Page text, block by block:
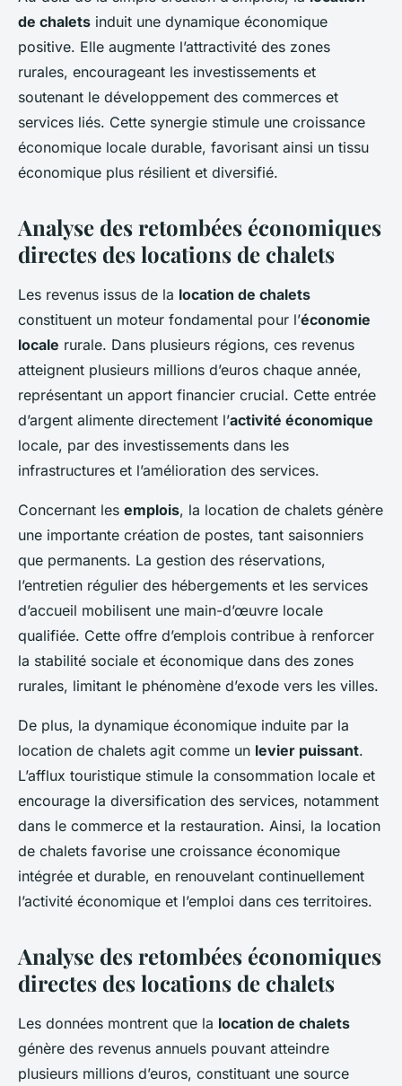
de chalets induit une dynamique économique
positive. Elle augmente l’attractivité des zones
rurales, encourageant les investissements et
soutenant le développement des commerces et
services liés. Cette synergie stimule une croissance
économique locale durable, favorisant ainsi un tissu
économique plus résilient et diversifié.
Analyse des retombées économiques
directes des locations de chalets
Les revenus issus de la location de chalets
constituent un moteur fondamental pour l’économie
locale rurale. Dans plusieurs régions, ces revenus
atteignent plusieurs millions d’euros chaque année,
représentant un apport financier crucial. Cette entrée
d’argent alimente directement l’activité économique
locale, par des investissements dans les
infrastructures et l’amélioration des services.
Concernant les emplois, la location de chalets génère
une importante création de postes, tant saisonniers
que permanents. La gestion des réservations,
l’entretien régulier des hébergements et les services
d’accueil mobilisent une main-d’œuvre locale
qualifiée. Cette offre d’emplois contribue à renforcer
la stabilité sociale et économique dans des zones
rurales, limitant le phénomène d’exode vers les villes.
De plus, la dynamique économique induite par la
location de chalets agit comme un levier puissant.
L’afflux touristique stimule la consommation locale et
encourage la diversification des services, notamment
dans le commerce et la restauration. Ainsi, la location
de chalets favorise une croissance économique
intégrée et durable, en renouvelant continuellement
l’activité économique et l’emploi dans ces territoires.
Analyse des retombées économiques
directes des locations de chalets
Les données montrent que la location de chalets
génère des revenus annuels pouvant atteindre
plusieurs millions d’euros, constituant une source